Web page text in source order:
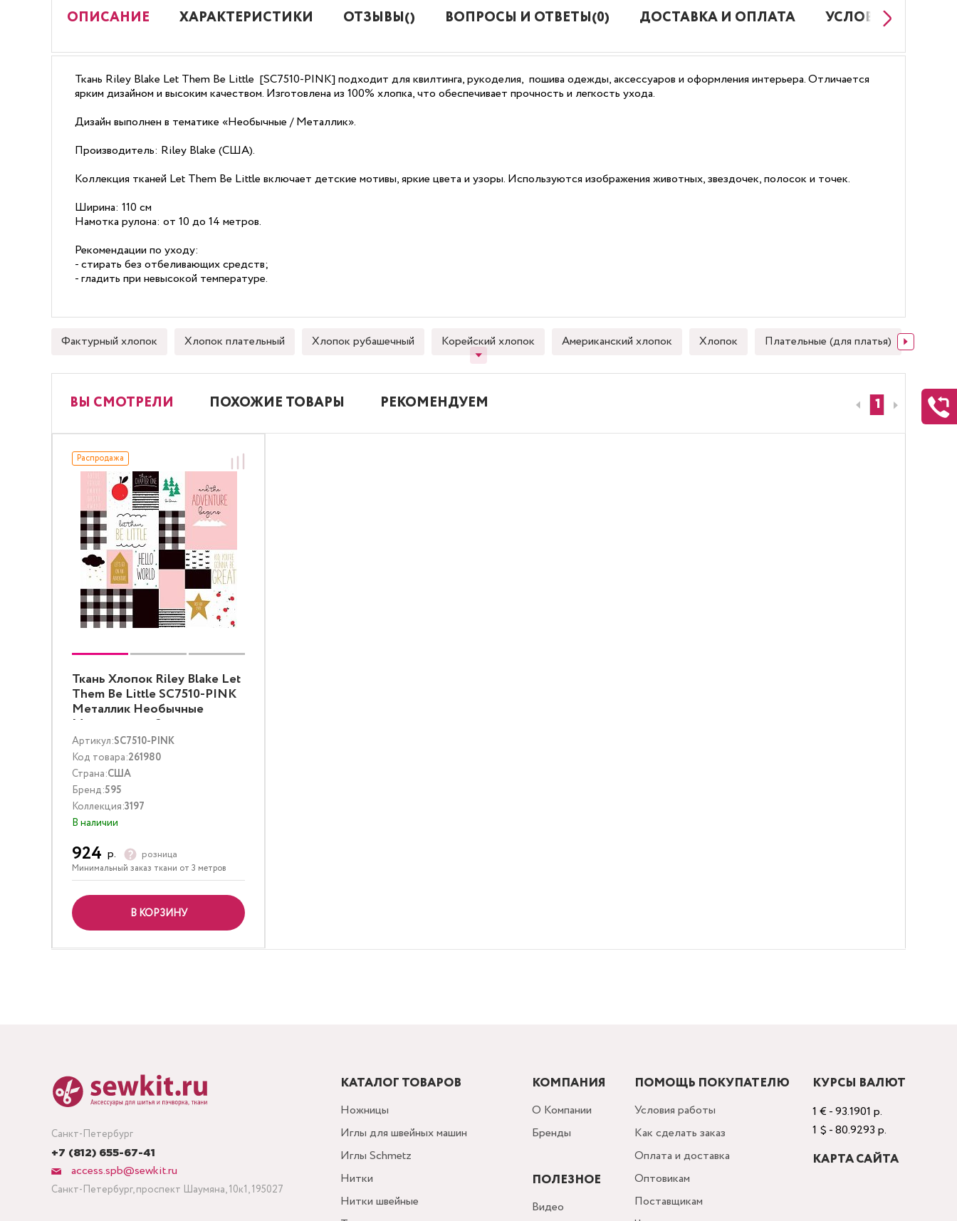
ОПИСАНИЕ ХАРАКТЕРИСТИКИ ОТЗЫВЫ() ВОПРОСЫ И ОТВЕТЫ(0) ДОСТАВКА И ОПЛАТА УСЛОВИЯ РАБОТЫ
Ткань Riley Blake Let Them Be Little [SC7510-PINK] подходит для квилтинга, рукоделия, пошива одежды, аксессуаров и оформления интерьера. Отличается
ярким дизайном и высоким качеством. Изготовлена из 100% хлопка, что обеспечивает прочность и легкость ухода.
Дизайн выполнен в тематике «Необычные / Металлик».
Производитель: Riley Blake (США).
Коллекция тканей Let Them Be Little включает детские мотивы, яркие цвета и узоры. Используются изображения животных, звездочек, полосок и точек.
Ширина: 110 см
Намотка рулона: от 10 до 14 метров.
Рекомендации по уходу:
- стирать без отбеливающих средств;
- гладить при невысокой температуре.
Фактурный хлопок Хлопок плательный Хлопок рубашечный Корейский хлопок Американский хлопок Хлопок Плательные (для платья)
ВЫ СМОТРЕЛИ ПОХОЖИЕ ТОВАРЫ РЕКОМЕНДУЕМ
Распродажа
Ткань Хлопок Riley Blake Let
Them Be Little SC7510-PINK
Металлик Необычные
Мультиколор Золото
Артикул:SC7510-PINK
Код товара:261980
Страна:США
Бренд:595
Коллекция:3197
В наличии
924 р. розница
Минимальный заказ ткани от 3 метров
В КОРЗИНУ
1
Санкт-Петербург
+7 (812) 655-67-41
access.spb@sewkit.ru
Санкт-Петербург, проспект Шаумяна, 10к1, 195027
КАТАЛОГ ТОВАРОВ
Ножницы
Иглы для швейных машин
Иглы Schmetz
Нитки
Нитки швейные
КОМПАНИЯ
О Компании
Бренды
ПОЛЕЗНОЕ
Видео
ПОМОЩЬ ПОКУПАТЕЛЮ
Условия работы
Как сделать заказ
Оплата и доставка
Оптовикам
Поставщикам
КУРСЫ ВАЛЮТ
1 € - 93.1901 р.
1 $ - 80.9293 р.
КАРТА САЙТА